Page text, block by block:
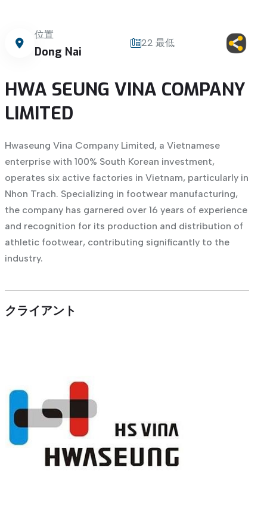
位置
Dong Nai
22 最低
HWA SEUNG VINA COMPANY
LIMITED
Hwaseung Vina Company Limited, a Vietnamese
enterprise with 100% South Korean investment,
operates six active factories in Vietnam, particularly in
Nhon Trach. Specializing in footwear manufacturing,
the company has garnered over 16 years of experience
and recognition for its production and distribution of
athletic footwear, contributing significantly to the
industry.
クライアント